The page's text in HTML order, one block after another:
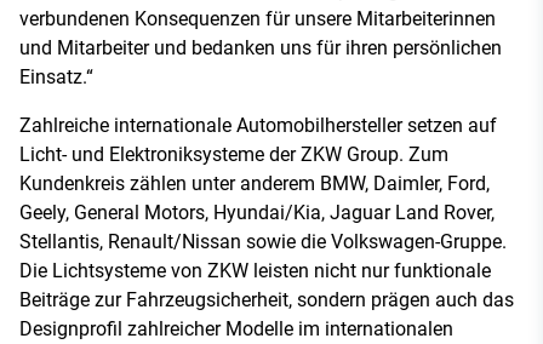
verbundenen Konsequenzen für unsere Mitarbeiterinnen
und Mitarbeiter und bedanken uns für ihren persönlichen
Einsatz.“
Zahlreiche internationale Automobilhersteller setzen auf
Licht- und Elektroniksysteme der ZKW Group. Zum
Kundenkreis zählen unter anderem BMW, Daimler, Ford,
Geely, General Motors, Hyundai/Kia, Jaguar Land Rover,
Stellantis, Renault/Nissan sowie die Volkswagen-Gruppe.
Die Lichtsysteme von ZKW leisten nicht nur funktionale
Beiträge zur Fahrzeugsicherheit, sondern prägen auch das
Designprofil zahlreicher Modelle im internationalen